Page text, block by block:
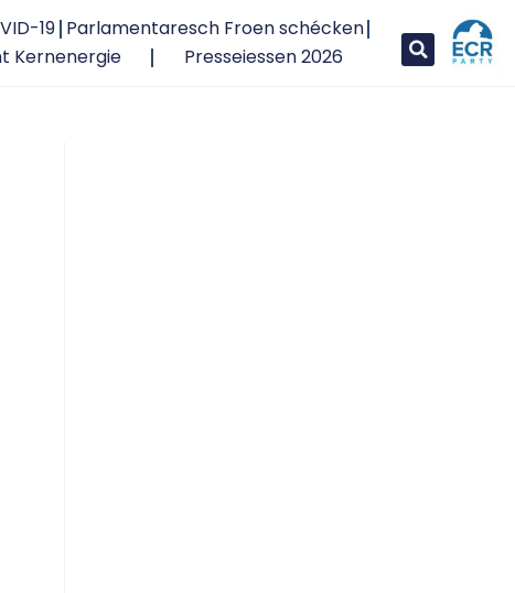
19 Parlamentaresch Froen schécken
Kernenergie Presseiessen 2026